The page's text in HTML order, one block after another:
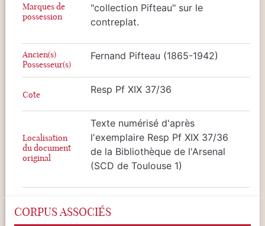
Marques de
possession
"collection Pifteau" sur le
contreplat.
Ancien(s)
Possesseur(s)
Fernand Pifteau (1865-1942)
Cote Resp Pf XIX 37/36
Localisation
du document
original
Texte numérisé d'après
l'exemplaire Resp Pf XIX 37/36
de la Bibliothèque de l'Arsenal
(SCD de Toulouse 1)
CORPUS ASSOCIÉS